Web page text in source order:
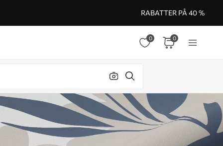
RABATTER PÅ 40 %
0 0